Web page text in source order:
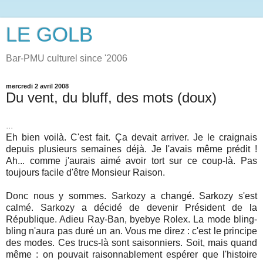
LE GOLB
Bar-PMU culturel since '2006
mercredi 2 avril 2008
Du vent, du bluff, des mots (doux)
...
Eh bien voilà. C'est fait. Ça devait arriver. Je le craignais
depuis plusieurs semaines déjà. Je l'avais même prédit !
Ah... comme j'aurais aimé avoir tort sur ce coup-là. Pas
toujours facile d'être Monsieur Raison.
Donc nous y sommes. Sarkozy a changé. Sarkozy s'est
calmé. Sarkozy a décidé de devenir Président de la
République. Adieu Ray-Ban, byebye Rolex. La mode bling-
bling n'aura pas duré un an. Vous me direz : c'est le principe
des modes. Ces trucs-là sont saisonniers. Soit, mais quand
même : on pouvait raisonnablement espérer que l'histoire